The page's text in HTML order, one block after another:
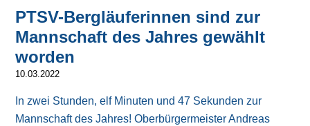
PTSV-Bergläuferinnen sind zur
Mannschaft des Jahres gewählt
worden
10.03.2022
In zwei Stunden, elf Minuten und 47 Sekunden zur
Mannschaft des Jahres! Oberbürgermeister Andreas